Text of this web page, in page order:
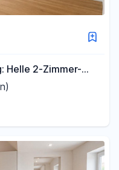
Helle 2-Zimmer-